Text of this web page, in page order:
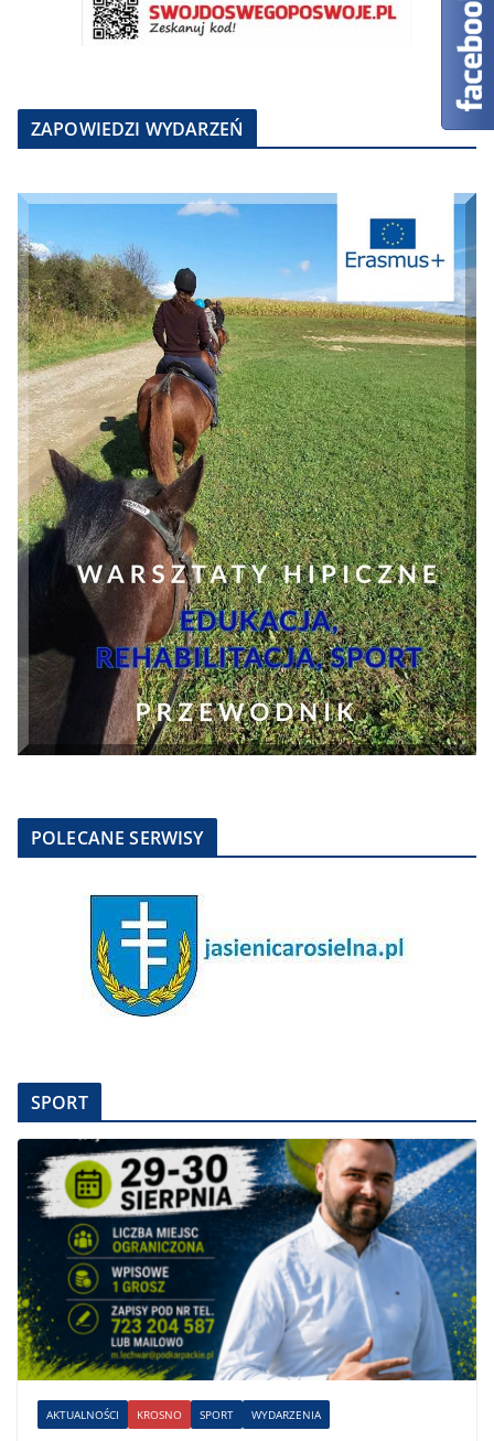
ZAPOWIEDZI WYDARZEŃ
POLECANE SERWISY
SPORT
AKTUALNOŚCI KROSNO SPORT WYDARZENIA